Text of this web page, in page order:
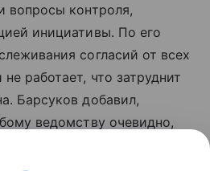
вопросы контроля,
инициативы. По его
согласий от всех
работает, что затруднит
Барсуков добавил,
ведомству очевидно,